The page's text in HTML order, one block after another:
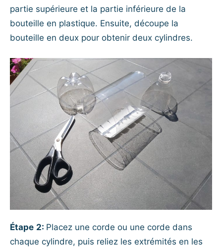
partie supérieure et la partie inférieure de la
bouteille en plastique. Ensuite, découpe la
bouteille en deux pour obtenir deux cylindres.
Étape 2: Placez une corde ou une corde dans
chaque cylindre, puis reliez les extrémités en les